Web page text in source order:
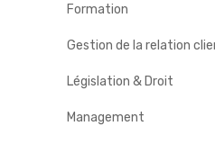
Formation
Gestion de la relation
Législation & Droit
Management